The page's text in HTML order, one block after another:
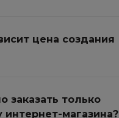
цена создания
заказать только
интернет-магазина?